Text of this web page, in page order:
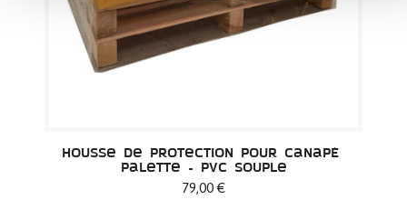
Housse de protection pour canapé
palette - PVC Souple
79,00 €